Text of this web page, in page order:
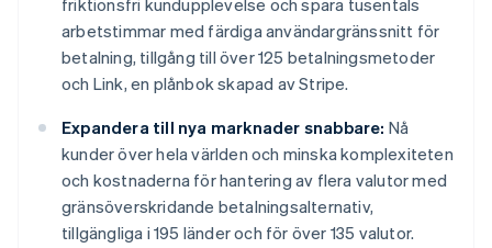
friktionsfri kundupplevelse och spara tusentals
arbetstimmar med färdiga användargränssnitt för
betalning, tillgång till över 125 betalningsmetoder
och Link, en plånbok skapad av Stripe.
Expandera till nya marknader snabbare: Nå
kunder över hela världen och minska komplexiteten
och kostnaderna för hantering av flera valutor med
gränsöverskridande betalningsalternativ,
tillgängliga i 195 länder och för över 135 valutor.